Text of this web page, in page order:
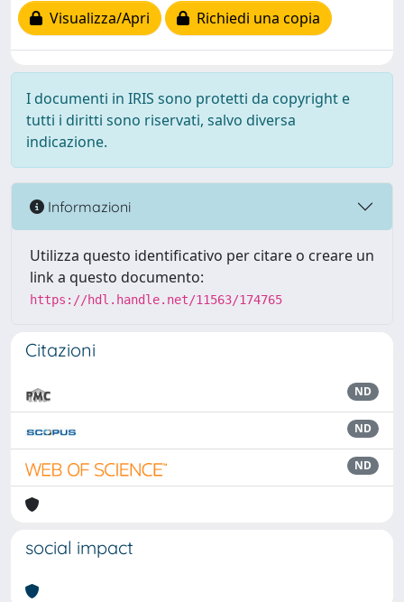
Visualizza/Apri
Richiedi una copia
I documenti in IRIS sono protetti da copyright e
tutti i diritti sono riservati, salvo diversa
indicazione.
Informazioni
Utilizza questo identificativo per citare o creare un
link a questo documento:
https://hdl.handle.net/11563/174765
Citazioni
ND
ND
ND
social impact